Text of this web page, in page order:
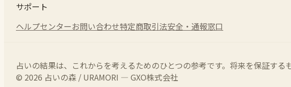
サポート
ヘルプセンターお問い合わせ特定商取引法安全・通報窓口
占いの結果は、これからを考えるためのひとつの参考です。将来を保証する
© 2026 占いの森 / URAMORI — GXO株式会社